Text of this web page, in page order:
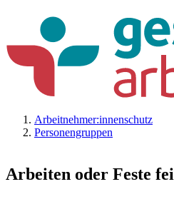
Arbeitnehmer:innenschutz
Personengruppen
Arbeiten oder Feste